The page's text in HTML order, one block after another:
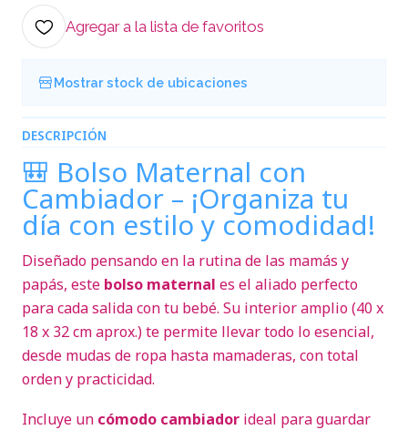
Agregar a la lista de favoritos
Mostrar stock de ubicaciones
DESCRIPCIÓN
🎒 Bolso Maternal con
Cambiador – ¡Organiza tu
día con estilo y comodidad!
Diseñado pensando en la rutina de las mamás y
papás, este bolso maternal es el aliado perfecto
para cada salida con tu bebé. Su interior amplio (40 x
18 x 32 cm aprox.) te permite llevar todo lo esencial,
desde mudas de ropa hasta mamaderas, con total
orden y practicidad.
Incluye un cómodo cambiador ideal para guardar